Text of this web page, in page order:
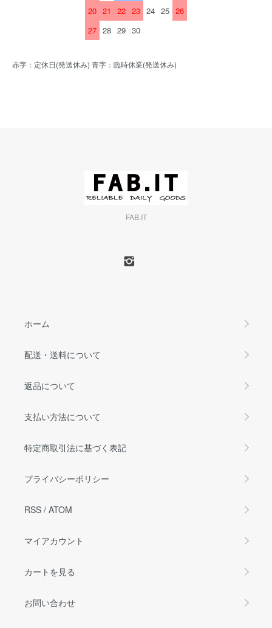
20 21 22 23 24 25 26
27 28 29 30
赤字：定休日(発送休み) 青字：臨時休業(発送休み)
FAB.IT
ホーム
配送・送料について
返品について
支払い方法について
特定商取引法に基づく表記
プライバシーポリシー
RSS / ATOM
マイアカウント
カートを見る
お問い合わせ